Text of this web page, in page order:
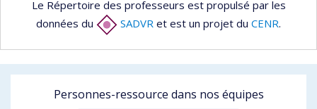
Le Répertoire des professeurs est propulsé par les
données du
SADVR et est un projet du CENR.
Personnes-ressource dans nos équipes